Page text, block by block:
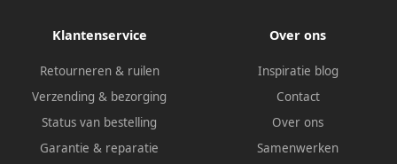
Klantenservice
Retourneren & ruilen
Verzending & bezorging
Status van bestelling
Garantie & reparatie
Over ons
Inspiratie blog
Contact
Over ons
Samenwerken